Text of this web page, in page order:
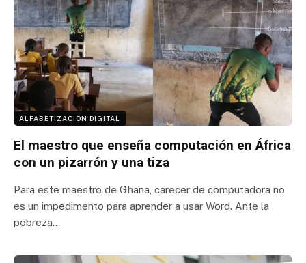
ALFABETIZACIÓN DIGITAL
El maestro que enseña computación en África
con un pizarrón y una tiza
Para este maestro de Ghana, carecer de computadora no
es un impedimento para aprender a usar Word. Ante la
pobreza…